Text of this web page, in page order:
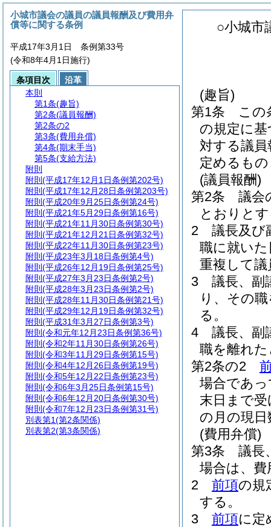
○小城市
(趣旨)
第1条
この
の規定に
対する議
定めるも
(議員報酬)
第2条
議会
とおりと
2
議長及び
職に就い
重複して
3
議長、副
り、その
る。
4
議長、副
職を離れ
第2条の2
場合であ
末日まで
の月の現
(費用弁償)
第3条
議長
場合は、
2
前項の規
する。
3
前項に定
小城市議会の議員の議員報酬及び費用弁
償等に関する条例
平成17年3月1日 条例第33号
(令和8年4月1日施行)
条項目次
沿革
本則
第1条(趣旨)
第2条(議員報酬)
第2条の2
第3条(費用弁償)
第4条(期末手当)
第5条(支給方法)
附則
附則 (平成17年12月1日条例第202号)
附則 (平成17年12月28日条例第203号)
附則 (平成20年9月25日条例第24号)
附則 (平成21年5月29日条例第16号)
附則 (平成21年11月30日条例第30号)
附則 (平成21年12月21日条例第32号)
附則 (平成22年11月30日条例第23号)
附則 (平成23年3月18日条例第4号)
附則 (平成26年12月19日条例第25号)
附則 (平成27年3月23日条例第2号)
附則 (平成28年3月23日条例第2号)
附則 (平成28年11月30日条例第21号)
附則 (平成29年12月19日条例第32号)
附則 (平成31年3月27日条例第3号)
附則 (令和元年12月23日条例第36号)
附則 (令和2年11月30日条例第26号)
附則 (令和3年11月29日条例第15号)
附則 (令和4年12月26日条例第19号)
附則 (令和5年12月22日条例第23号)
附則 (令和6年3月25日条例第15号)
附則 (令和6年12月20日条例第30号)
附則 (令和7年12月23日条例第31号)
別表第1(第2条関係)
別表第2(第3条関係)